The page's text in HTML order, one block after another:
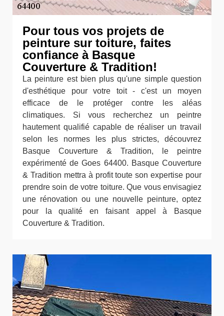
Pour tous vos projets de
peinture sur toiture, faites
confiance à Basque
Couverture & Tradition!
La peinture est bien plus qu'une simple question
d'esthétique pour votre toit - c'est un moyen
efficace de le protéger contre les aléas
climatiques. Si vous recherchez un peintre
hautement qualifié capable de réaliser un travail
selon les normes les plus strictes, découvrez
Basque Couverture & Tradition, le peintre
expérimenté de Goes 64400. Basque Couverture
& Tradition mettra à profit toute son expertise pour
prendre soin de votre toiture. Que vous envisagiez
une rénovation ou une nouvelle peinture, optez
pour la qualité en faisant appel à Basque
Couverture & Tradition.